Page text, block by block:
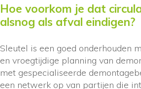
Hoe voorkom je dat
alsnog als afval eindigen?
Sleutel is een goed onderhouden
en vroegtijdige planning van
met gespecialiseerde
een netwerk op van partijen die